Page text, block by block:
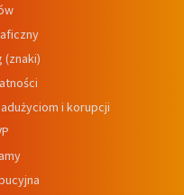
(znaki)
i korupcji